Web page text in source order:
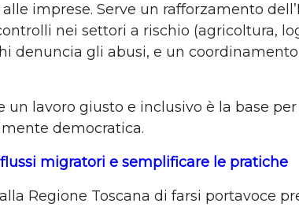
imprese. Serve un rafforzamento
nei settori a rischio (agricoltura,
denuncia gli abusi, e un
un lavoro giusto e inclusivo è la base
democratica.
migratori e semplificare le pratiche
Regione Toscana di farsi portavoce